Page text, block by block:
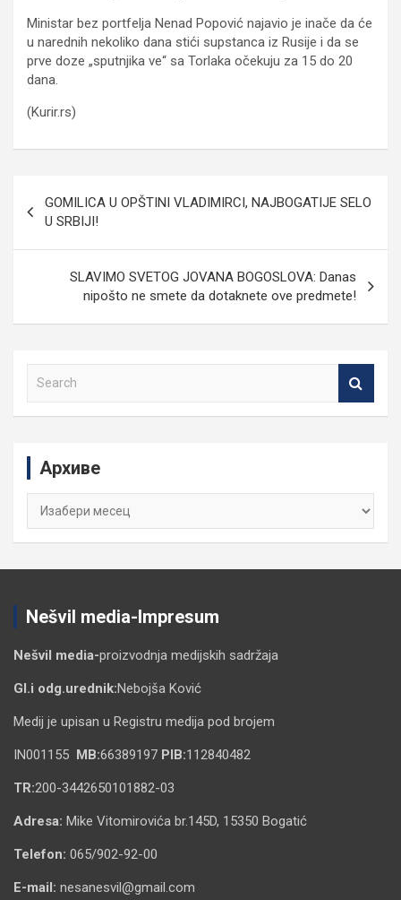
Ministar bez portfelja Nenad Popović najavio je inače da će
u narednih nekoliko dana stići supstanca iz Rusije i da se
prve doze „sputnjika ve“ sa Torlaka očekuju za 15 do 20
dana.
(Kurir.rs)
чланка
GOMILICA U OPŠTINI VLADIMIRCI, NAJBOGATIJE SELO
U SRBIJI!
SLAVIMO SVETOG JOVANA BOGOSLOVA: Danas
nipošto ne smete da dotaknete ove predmete!
Архиве
Архиве
Nešvil media-Impresum
Nešvil media-proizvodnja medijskih sadržaja
Gl.i odg.urednik:Nebojša Ković
Medij je upisan u Registru medija pod brojem
IN001155 MB:66389197 PIB:112840482
TR:200-3442650101882-03
Adresa: Mike Vitomirovića br.145D, 15350 Bogatić
Telefon: 065/902-92-00
E-mail: nesanesvil@gmail.com